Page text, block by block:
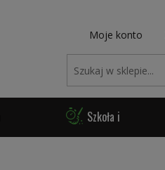
Moje konto
Szkoła i